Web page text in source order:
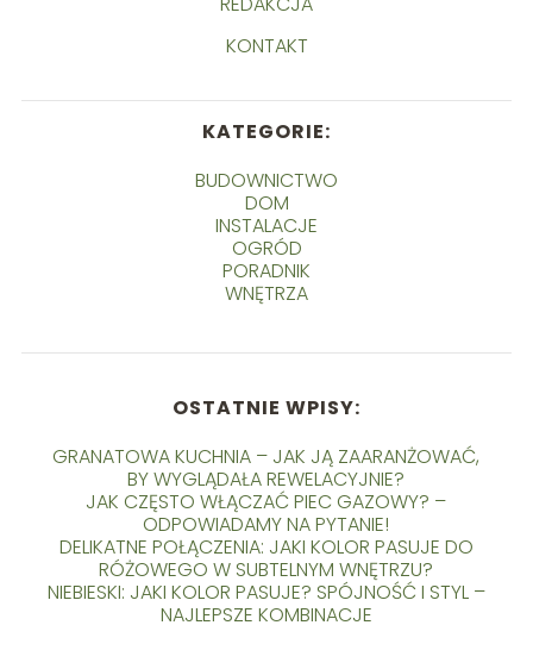
KONTAKT
KATEGORIE:
BUDOWNICTWO
DOM
INSTALACJE
OGRÓD
PORADNIK
WNĘTRZA
OSTATNIE WPISY:
GRANATOWA KUCHNIA – JAK JĄ ZAARANŻOWAĆ,
BY WYGLĄDAŁA REWELACYJNIE?
JAK CZĘSTO WŁĄCZAĆ PIEC GAZOWY? –
ODPOWIADAMY NA PYTANIE!
DELIKATNE POŁĄCZENIA: JAKI KOLOR PASUJE DO
RÓŻOWEGO W SUBTELNYM WNĘTRZU?
NIEBIESKI: JAKI KOLOR PASUJE? SPÓJNOŚĆ I STYL –
NAJLEPSZE KOMBINACJE